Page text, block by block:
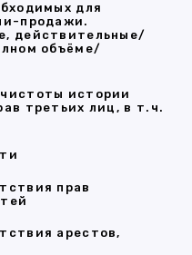
для
продажи.
действительные/
объёме/
истории
третьих лиц, в т.ч.
прав
арестов,